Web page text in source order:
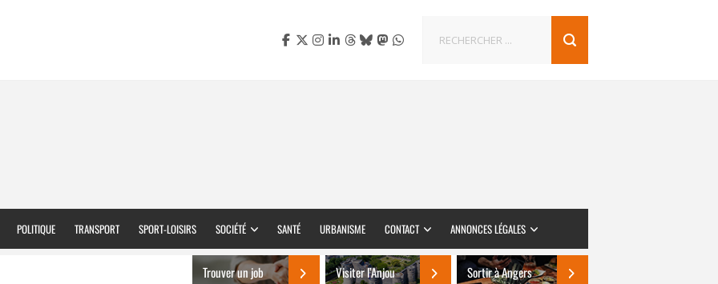
POLITIQUE TRANSPORT SPORT-LOISIRS SOCIÉTÉ SANTÉ URBANISME CONTACT ANNONCES LÉGALES
Trouver un job Visiter l’Anjou Sortir à Angers